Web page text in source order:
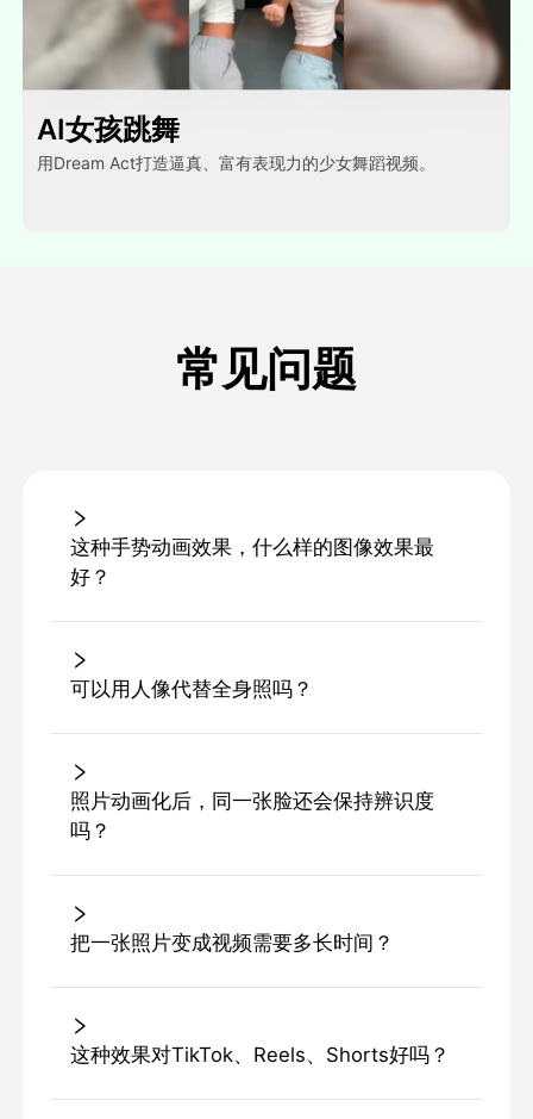
AI女孩跳舞
用Dream Act打造逼真、富有表现力的少女舞蹈视频。
常见问题
这种手势动画效果，什么样的图像效果最
好？
可以用人像代替全身照吗？
照片动画化后，同一张脸还会保持辨识度
吗？
把一张照片变成视频需要多长时间？
这种效果对TikTok、Reels、Shorts好吗？